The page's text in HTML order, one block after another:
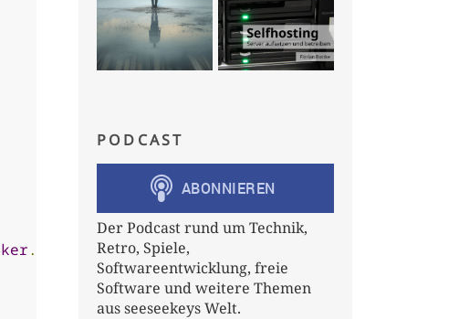
. .RETAIN_CLASS_REFERENCE
PODCAST
Der Podcast rund um Technik,
Retro, Spiele,
Softwareentwicklung, freie
Software und weitere Themen
aus seeseekeys Welt.